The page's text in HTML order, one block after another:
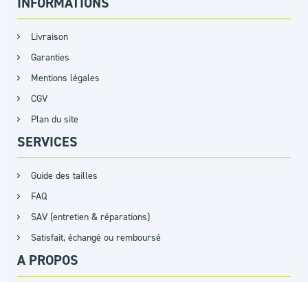
Livraison
Garanties
Mentions légales
CGV
Plan du site
SERVICES
Guide des tailles
FAQ
SAV (entretien & réparations)
Satisfait, échangé ou remboursé
A PROPOS